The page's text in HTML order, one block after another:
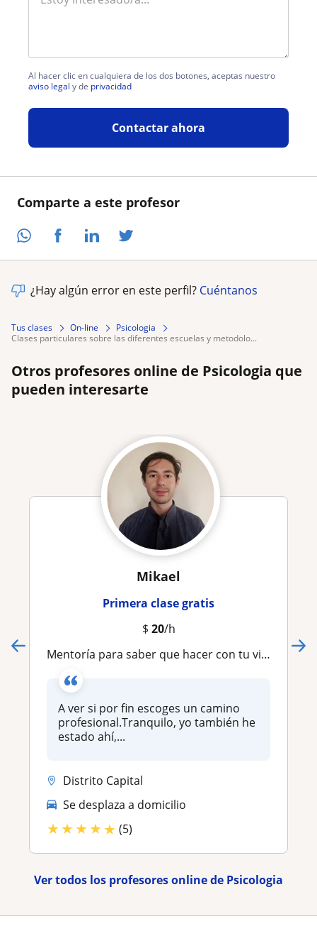
Comparte a este profesor
Al hacer clic en cualquiera de los dos botones, aceptas nuestro
aviso legal y de privacidad
Contactar ahora
¿Hay algún error en este perfil? Cuéntanos
Tus clases On-line
Psicologia
clases particulares sobre las diferentes escuelas y metodolo...
Otros profesores online de Psicologia que
pueden interesarte
Mikael
Primera clase gratis
$ 20/h
Mentoría para saber que hacer con tu vida profesionalmente
A ver si por fin escoges un camino
profesional.Tranquilo, yo también he
estado ahí,...
Distrito Capital
Se desplaza a domicilio
★★★★★ (5)
Ver todos los profesores online de Psicologia